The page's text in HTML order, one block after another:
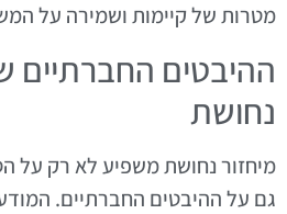
מטרות של קיימות ושמירה על
ההיבטים החברתיים
נחושת
מיחזור נחושת משפיע לא רק על
גם על ההיבטים החברתיים.